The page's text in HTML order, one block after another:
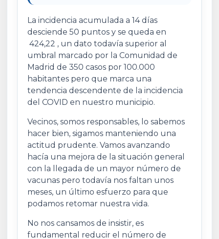
La incidencia acumulada a 14 días
desciende 50 puntos y se queda en
424,22 , un dato todavía superior al
umbral marcado por la Comunidad de
Madrid de 350 casos por 100.000
habitantes pero que marca una
tendencia descendente de la incidencia
del COVID en nuestro municipio.
Vecinos, somos responsables, lo sabemos
hacer bien, sigamos manteniendo una
actitud prudente. Vamos avanzando
hacía una mejora de la situación general
con la llegada de un mayor número de
vacunas pero todavía nos faltan unos
meses, un último esfuerzo para que
podamos retomar nuestra vida.
No nos cansamos de insistir, es
fundamental reducir el número de